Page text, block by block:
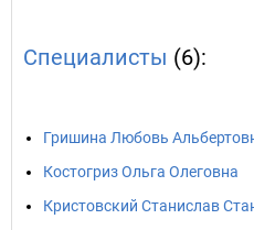
Специалисты (6):
Гришина Любовь
Костогриз Ольга Олеговна
Кристовский Станислав